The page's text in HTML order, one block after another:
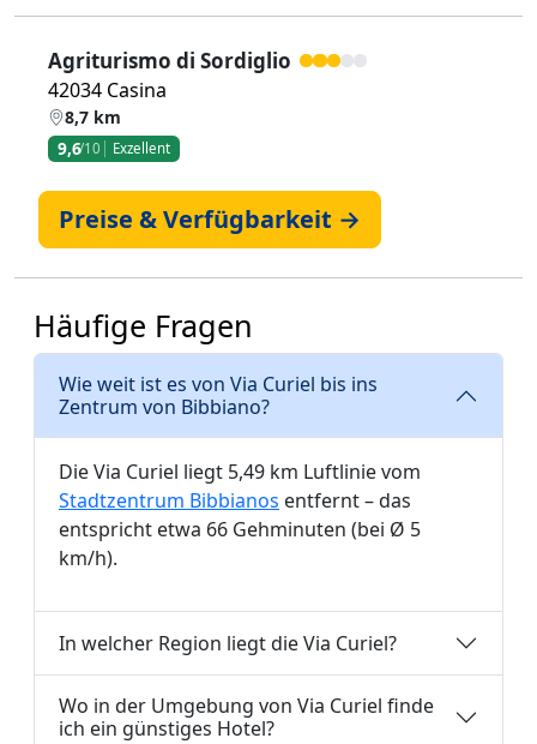
Agriturismo di Sordiglio
42034 Casina
8,7 km
9,6/10 Exzellent
Preise & Verfügbarkeit →
Häufige Fragen
Wie weit ist es von Via Curiel bis ins
Zentrum von Bibbiano?
Die Via Curiel liegt 5,49 km Luftlinie vom
Stadtzentrum Bibbianos entfernt – das
entspricht etwa 66 Gehminuten (bei Ø 5
km/h).
In welcher Region liegt die Via Curiel?
Wo in der Umgebung von Via Curiel finde
ich ein günstiges Hotel?